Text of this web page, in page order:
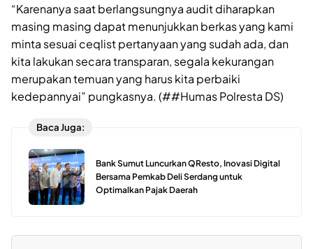
“Karenanya saat berlangsungnya audit diharapkan
masing masing dapat menunjukkan berkas yang kami
minta sesuai ceqlist pertanyaan yang sudah ada, dan
kita lakukan secara transparan, segala kekurangan
merupakan temuan yang harus kita perbaiki
kedepannyai” pungkasnya. (##Humas Polresta DS)
Baca Juga:
Bank Sumut Luncurkan QResto, Inovasi Digital
Bersama Pemkab Deli Serdang untuk
Optimalkan Pajak Daerah